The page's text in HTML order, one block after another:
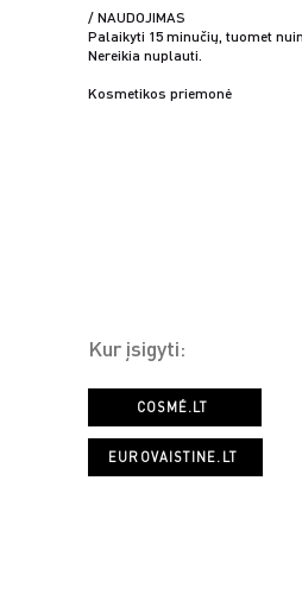
/ NAUDOJIMAS
Palaikyti 15 minučių, tuomet
Nereikia nuplauti.
Kosmetikos priemonė
Kur įsigyti:
COSMÉ.LT
EUROVAISTINE.LT